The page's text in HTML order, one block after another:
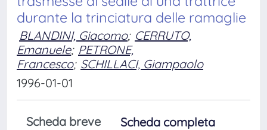
durante la trinciatura delle ramaglie
BLANDINI, Giacomo; CERRUTO,
Emanuele; PETRONE,
Francesco; SCHILLACI, Giampaolo
1996-01-01
Scheda breve
Scheda completa